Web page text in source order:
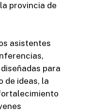
provincia de
asistentes
para
de ideas, la